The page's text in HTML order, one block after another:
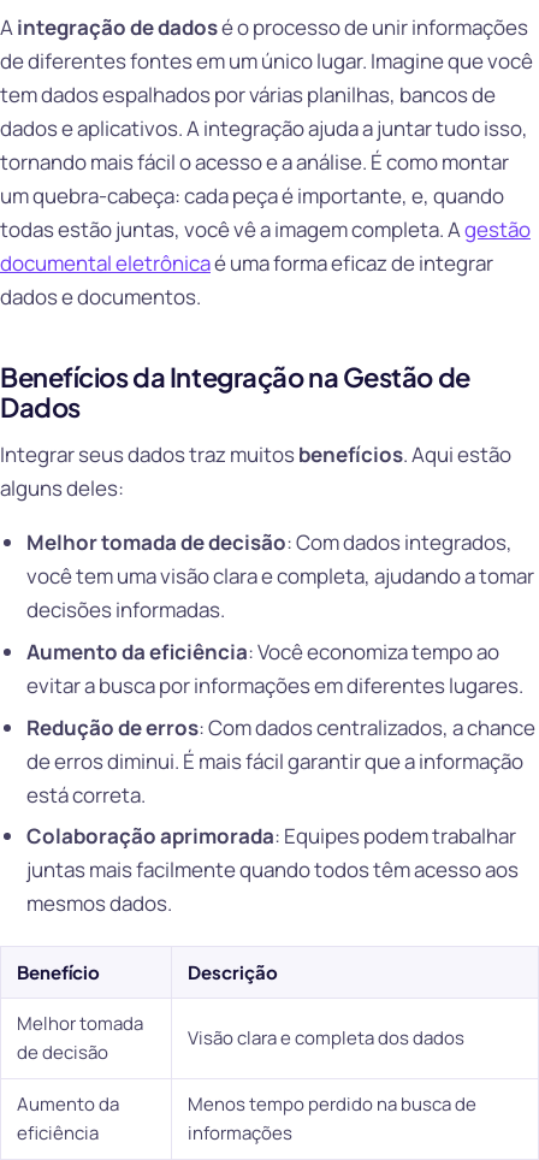
Aintegração de dadosé o processo de unir informações
de diferentes fontes em um único lugar. Imagine que você
tem dados espalhados por várias planilhas, bancos de
dados e aplicativos. A integração ajuda a juntar tudo isso,
tornando mais fácil o acesso e a análise. É como montar
um quebra-cabeça: cada peça é importante, e, quando
todas estão juntas, você vê a imagem completa. Agestão
documental eletrônicaé uma forma eficaz de integrar
dados e documentos.
Benefícios da Integração na Gestão de
Dados
Integrar seus dados traz muitosbenefícios. Aqui estão
alguns deles:
Melhor tomada de decisão: Com dados integrados,
você tem uma visão clara e completa, ajudando a tomar
decisões informadas.
Aumento da eficiência: Você economiza tempo ao
evitar a busca por informações em diferentes lugares.
Redução de erros: Com dados centralizados, a chance
de erros diminui. É mais fácil garantir que a informação
está correta.
Colaboração aprimorada: Equipes podem trabalhar
juntas mais facilmente quando todos têm acesso aos
mesmos dados.
Benefício Descrição
Melhor tomada
de decisão
Visão clara e completa dos dados
Aumento da
eficiência
Menos tempo perdido na busca de
informações